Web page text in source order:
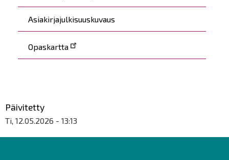
Asiakirjajulkisuuskuvaus
Opaskartta
Päivitetty
Ti, 12.05.2026 - 13:13